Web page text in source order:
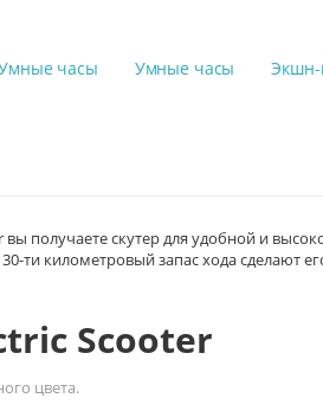
часы Умные часы
получаете скутер для удобной и
ти километровый запас хода сделают
Scooter
цвета.